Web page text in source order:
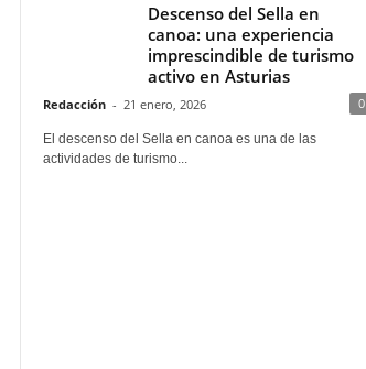
Descenso del Sella en
canoa: una experiencia
imprescindible de turismo
activo en Asturias
Redacción - 21 enero, 2026 0
El descenso del Sella en canoa es una de las
actividades de turismo...